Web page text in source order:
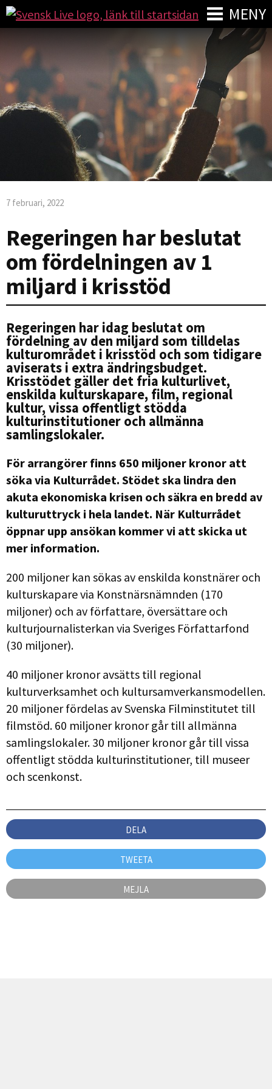
MENY
7 februari, 2022
Regeringen har beslutat
om fördelningen av 1
miljard i krisstöd
Regeringen har idag beslutat om
fördelning av den miljard som tilldelas
kulturområdet i krisstöd och som tidigare
aviserats i extra ändringsbudget.
Krisstödet gäller det fria kulturlivet,
enskilda kulturskapare, film, regional
kultur, vissa offentligt stödda
kulturinstitutioner och allmänna
samlingslokaler.
För arrangörer finns 650 miljoner kronor att
söka via Kulturrådet. Stödet ska lindra den
akuta ekonomiska krisen och säkra en bredd av
kulturuttryck i hela landet. När Kulturrådet
öppnar upp ansökan kommer vi att skicka ut
mer information.
200 miljoner kan sökas av enskilda konstnärer och
kulturskapare via Konstnärsnämnden (170
miljoner) och av författare, översättare och
kulturjournalisterkan via Sveriges Författarfond
(30 miljoner).
40 miljoner kronor avsätts till regional
kulturverksamhet och kultursamverkansmodellen.
20 miljoner fördelas av Svenska Filminstitutet till
filmstöd. 60 miljoner kronor går till allmänna
samlingslokaler. 30 miljoner kronor går till vissa
offentligt stödda kulturinstitutioner, till museer
och scenkonst.
DELA
TWEETA
MEJLA